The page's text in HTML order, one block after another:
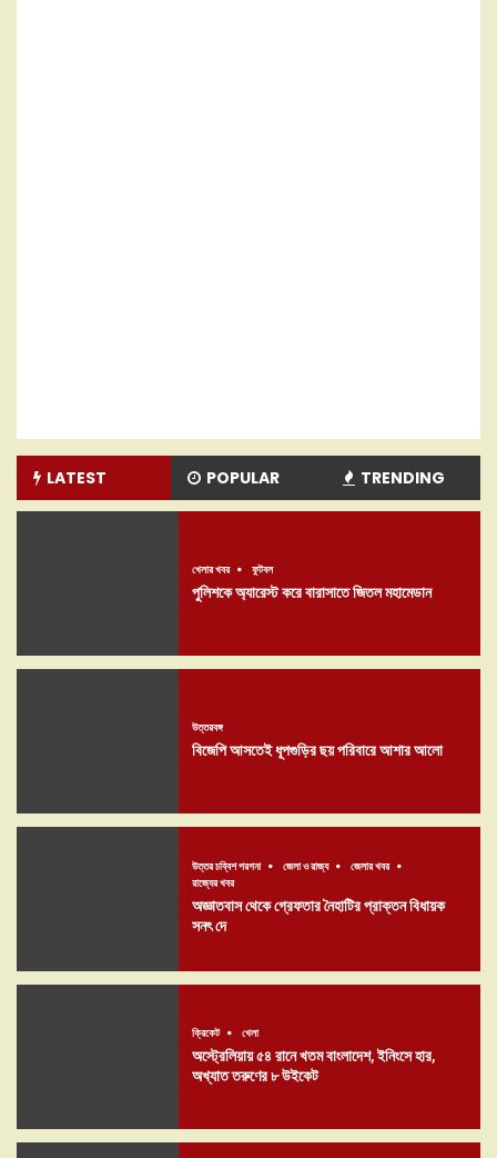
LATEST POPULAR TRENDING
খেলার খবর ফুটবল
পুলিশকে অ্যারেস্ট করে বারাসাতে জিতল মহামেডান
উত্তরবঙ্গ
বিজেপি আসতেই ধূপগুড়ির ছয় পরিবারে আশার আলো
উত্তর চব্বিশ পরগনা জেলা ও রাজ্য
জেলার খবর
রাজ্যের খবর
অজ্ঞাতবাস থেকে গ্রেফতার নৈহাটির প্রাক্তন বিধায়ক
সনৎ দে
ক্রিকেট খেলা
অস্ট্রেলিয়ায় ৫৪ রানে খতম বাংলাদেশ, ইনিংসে হার,
অখ্যাত তরুণের ৮ উইকেট